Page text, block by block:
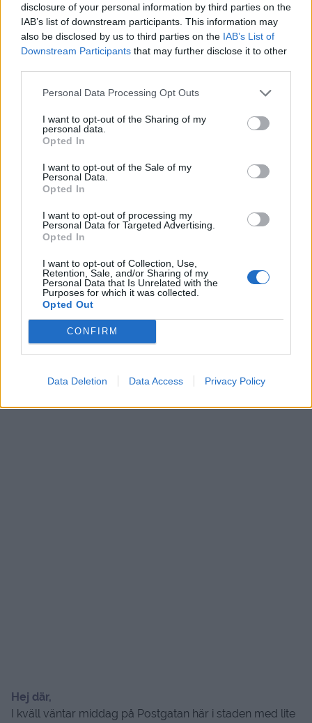
disclosure of your personal information by third parties on the
IAB’s list of downstream participants. This information may
also be disclosed by us to third parties on the IAB’s List of
Downstream Participants that may further disclose it to other
Personal Data Processing Opt Outs
I want to opt-out of the Sharing of my
personal data.
Opted In
I want to opt-out of the Sale of my
Personal Data.
Opted In
I want to opt-out of processing my
Personal Data for Targeted Advertising.
Opted In
I want to opt-out of Collection, Use,
Retention, Sale, and/or Sharing of my
Personal Data that Is Unrelated with the
Purposes for which it was collected.
Opted Out
CONFIRM
Data Deletion Data Access Privacy Policy
ZUCCHINIBURGARE
Hej där,
I kväll väntar middag på Postgatan här i staden med lite